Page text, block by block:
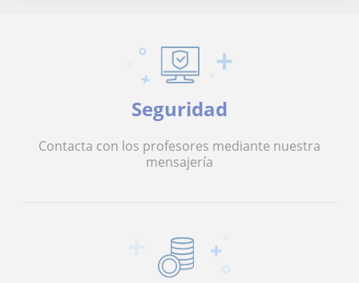
Seguridad
Contacta con los profesores mediante nuestra
mensajería